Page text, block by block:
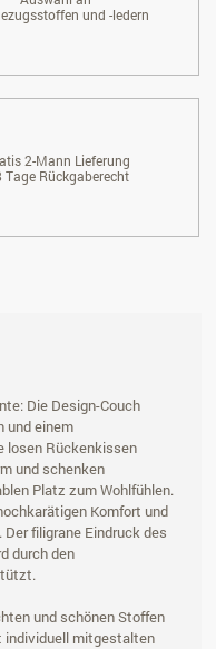
und -ledern
2-Mann Lieferung
Tage Rückgaberecht
Die Design-Couch
und einem
losen Rückenkissen
und schenken
Platz zum Wohlfühlen.
Komfort und
filigrane Eindruck des
durch den
und schönen Stoffen
individuell mitgestalten